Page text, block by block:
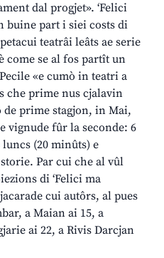
dal progjet». ‘Felici
buine part i siei costs di
teatrâi leâts ae serie
come se al fos partît un
«e cumò in teatri a
che prime nus cjalavin
de prime stagjon, in Mai,
vignude fûr la seconde: 6
(20 minûts) e
Par cui che al vûl
di ‘Felici ma
cui autôrs, al pues
a Maian ai 15, a
ai 22, a Rivis Darcjan